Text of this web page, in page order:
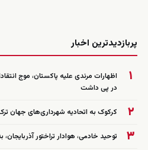
پربازدیدترین اخبار
۱
اظهارات مرندی علیه پاکستان، موج
در پی داشت
۲ کرکوک به اتحادیه شهرداری‌های جهان
۳ توحید خادمی، هوادار تراختور آذربایجان، به بیش از ۱۰